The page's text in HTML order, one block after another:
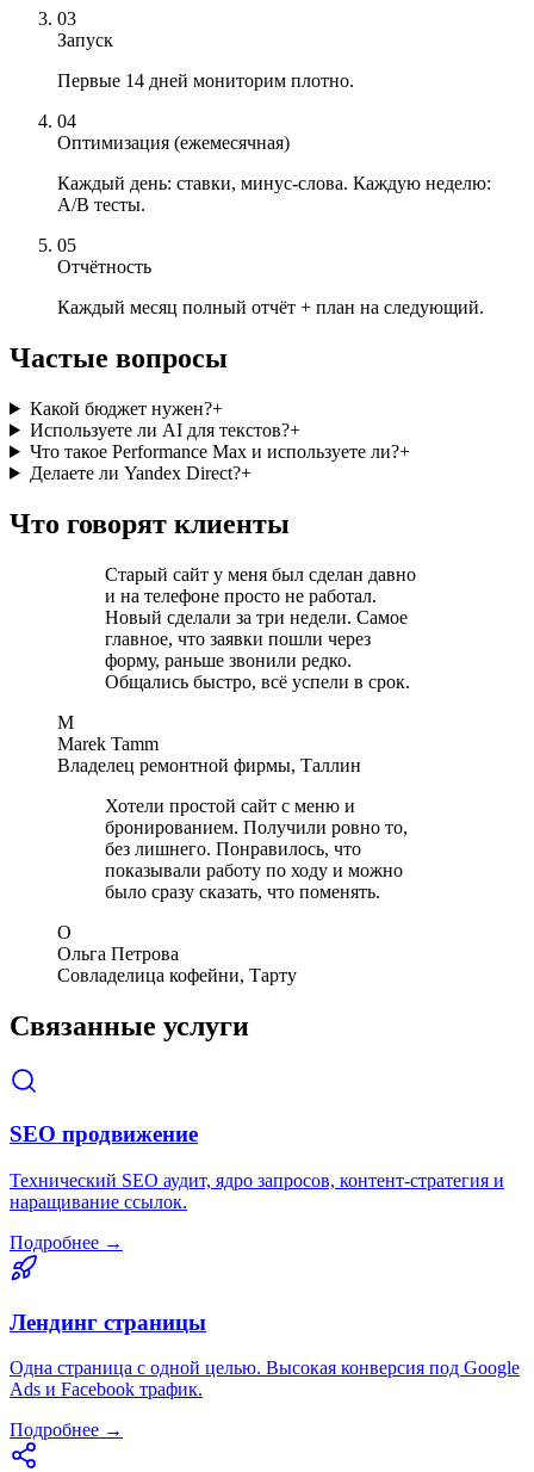
03
Запуск
Первые 14 дней мониторим плотно.
04
Оптимизация (ежемесячная)
Каждый день: ставки, минус-слова. Каждую неделю:
A/B тесты.
05
Отчётность
Каждый месяц полный отчёт + план на следующий.
Частые вопросы
Какой бюджет нужен?+
Используете ли AI для текстов?+
Что такое Performance Max и используете ли?+
Делаете ли Yandex Direct?+
Что говорят клиенты
Старый сайт у меня был сделан давно
и на телефоне просто не работал.
Новый сделали за три недели. Самое
главное, что заявки пошли через
форму, раньше звонили редко.
Общались быстро, всё успели в срок.
M
Marek Tamm
Владелец ремонтной фирмы, Таллин
Хотели простой сайт с меню и
бронированием. Получили ровно то,
без лишнего. Понравилось, что
показывали работу по ходу и можно
было сразу сказать, что поменять.
О
Ольга Петрова
Совладелица кофейни, Тарту
Связанные услуги
SEO продвижение
Технический SEO аудит, ядро запросов, контент-стратегия и
наращивание ссылок.
Подробнее →
Лендинг страницы
Одна страница с одной целью. Высокая конверсия под Google
Ads и Facebook трафик.
Подробнее →